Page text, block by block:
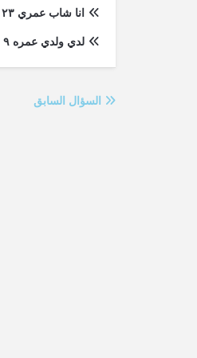
انا شاب عمري ٢٣ سنة اعاني اي مشاكل
لدي ولدي عمره ٩ سنوات سقط الارض وتأ
السؤال السابق